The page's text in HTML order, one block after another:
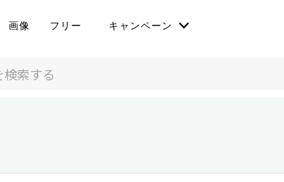
画像 フリー キャンペーン